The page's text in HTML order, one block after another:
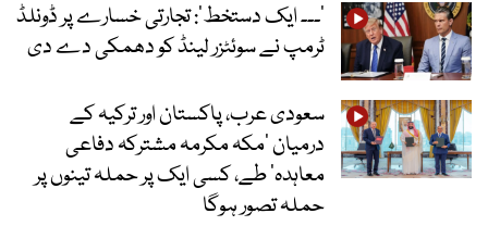
’۔۔۔ ایک دستخط‘: تجارتی خسارے پر ڈونلڈ
ٹرمپ نے سوئٹزر لینڈ کو دھمکی دے دی
سعودی عرب، پاکستان اور ترکیہ کے
درمیان ’مکہ مکرمہ مشترکہ دفاعی
معاہدہ‘ طے، کسی ایک پر حملہ تینوں پر
حملہ تصور ہوگا